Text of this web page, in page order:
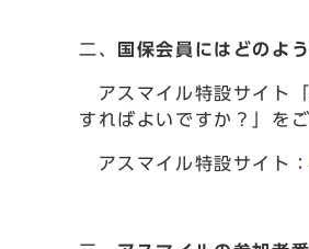
二、 国保会員にはどのよ
アスマイル特設サイト
すればよいですか？」を
アスマイル特設サイト：